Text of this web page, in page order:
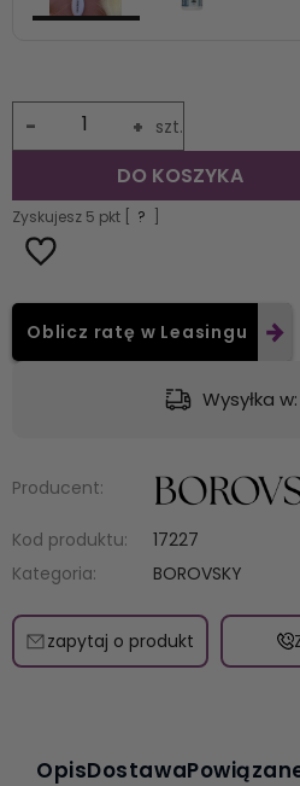
+
- szt.
DO KOSZYKA
Zyskujesz 5 pkt [ ?
Oblicz ratę w Leasingu
Producent:
Kod produktu:
17227
Kategoria:
BOROVSKY
zapytaj o produkt
OpisDostawa